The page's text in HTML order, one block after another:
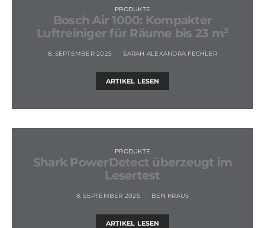
PRODUKTE
Bosch Air 1000: Kompakter
Luftreiniger für Räume bis 23 m²
8. SEPTEMBER 2025 SARAH ALEXANDRA FECHLER
ARTIKEL LESEN
PRODUKTE
Shark PowerDetect überzeugt im
Lesertest
8. SEPTEMBER 2025 BEN KRAUS
ARTIKEL LESEN